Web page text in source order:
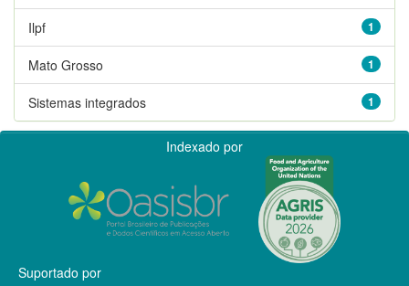
1
Ilpf
1
Mato Grosso
1
Sistemas integrados
Indexado por
Suportado por